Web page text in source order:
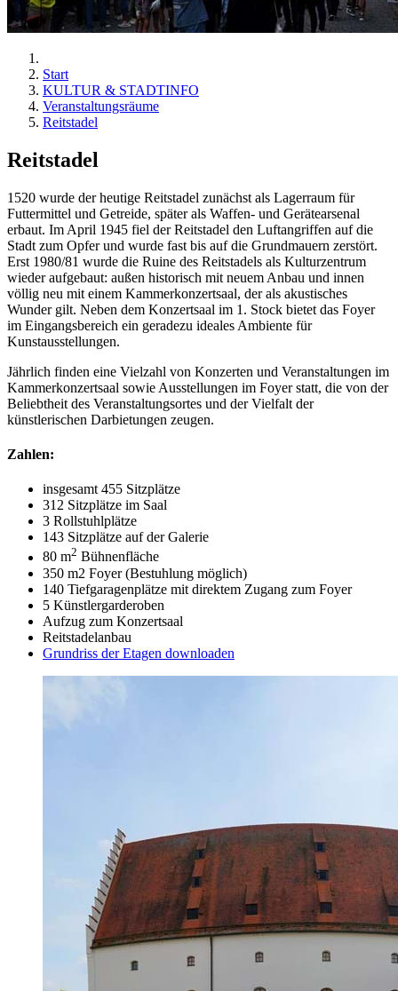
Start
KULTUR & STADTINFO
Veranstaltungsräume
Reitstadel
Reitstadel
1520 wurde der heutige Reitstadel zunächst als Lagerraum für
Futtermittel und Getreide, später als Waffen- und Gerätearsenal
erbaut. Im April 1945 fiel der Reitstadel den Luftangriffen auf die
Stadt zum Opfer und wurde fast bis auf die Grundmauern zerstört.
Erst 1980/81 wurde die Ruine des Reitstadels als Kulturzentrum
wieder aufgebaut: außen historisch mit neuem Anbau und innen
völlig neu mit einem Kammerkonzertsaal, der als akustisches
Wunder gilt. Neben dem Konzertsaal im 1. Stock bietet das Foyer
im Eingangsbereich ein geradezu ideales Ambiente für
Kunstausstellungen.
Jährlich finden eine Vielzahl von Konzerten und Veranstaltungen im
Kammerkonzertsaal sowie Ausstellungen im Foyer statt, die von der
Beliebtheit des Veranstaltungsortes und der Vielfalt der
künstlerischen Darbietungen zeugen.
Zahlen:
insgesamt 455 Sitzplätze
312 Sitzplätze im Saal
3 Rollstuhlplätze
143 Sitzplätze auf der Galerie
80 m2 Bühnenfläche
350 m2 Foyer (Bestuhlung möglich)
140 Tiefgaragenplätze mit direktem Zugang zum Foyer
5 Künstlergarderoben
Aufzug zum Konzertsaal
Reitstadelanbau
Grundriss der Etagen downloaden